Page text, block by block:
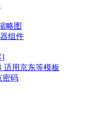
略图
组件
]
适用京东等模板
密码